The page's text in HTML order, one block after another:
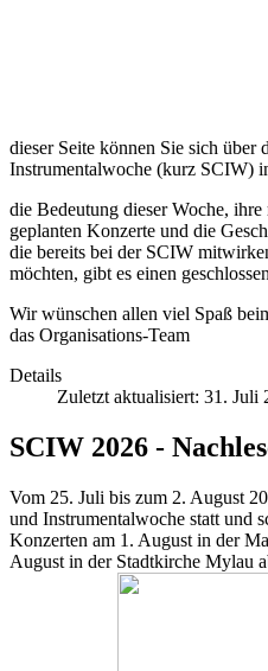
dieser Seite können Sie sich über
Instrumentalwoche (kurz SCIW)
die Bedeutung dieser Woche,
geplanten Konzerte und die
die bereits bei der SCIW
möchten, gibt es einen
Wir wünschen allen viel Spaß
das Organisations-Team
Details
Zuletzt aktualisiert: 31. Juli
SCIW 2026 -
Vom 25. Juli bis zum 2. August
und Instrumentalwoche statt und
Konzerten am 1. August in der
August in der Stadtkirche Mylau